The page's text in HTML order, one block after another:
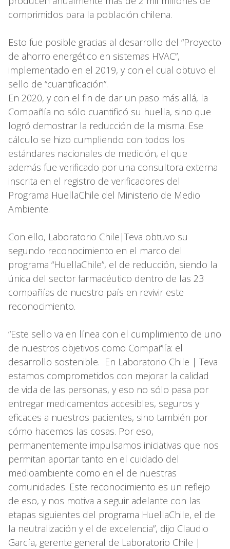
comprimidos para la población chilena.
Esto fue posible gracias al desarrollo del “Proyecto
de ahorro energético en sistemas HVAC”,
implementado en el 2019, y con el cual obtuvo el
sello de “cuantificación”.
En 2020, y con el fin de dar un paso más allá, la
Compañía no sólo cuantificó su huella, sino que
logró demostrar la reducción de la misma. Ese
cálculo se hizo cumpliendo con todos los
estándares nacionales de medición, el que
además fue verificado por una consultora externa
inscrita en el registro de verificadores del
Programa HuellaChile del Ministerio de Medio
Ambiente.
Con ello, Laboratorio Chile|Teva obtuvo su
segundo reconocimiento en el marco del
programa “HuellaChile”, el de reducción, siendo la
única del sector farmacéutico dentro de las 23
compañías de nuestro país en revivir este
reconocimiento.
“Este sello va en línea con el cumplimiento de uno
de nuestros objetivos como Compañía: el
desarrollo sostenible. En Laboratorio Chile | Teva
estamos comprometidos con mejorar la calidad
de vida de las personas, y eso no sólo pasa por
entregar medicamentos accesibles, seguros y
eficaces a nuestros pacientes, sino también por
cómo hacemos las cosas. Por eso,
permanentemente impulsamos iniciativas que nos
permitan aportar tanto en el cuidado del
medioambiente como en el de nuestras
comunidades. Este reconocimiento es un reflejo
de eso, y nos motiva a seguir adelante con las
etapas siguientes del programa HuellaChile, el de
la neutralización y el de excelencia”, dijo Claudio
García, gerente general de Laboratorio Chile |